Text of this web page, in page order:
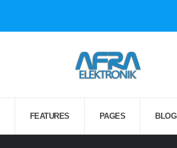
FEATURES PAGES BLOG